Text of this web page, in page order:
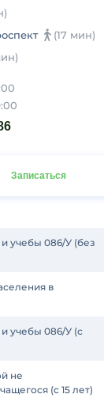
(17 мин)
Записаться
учебы 086/У (без
в
учебы 086/У (с
не
(с 15 лет)